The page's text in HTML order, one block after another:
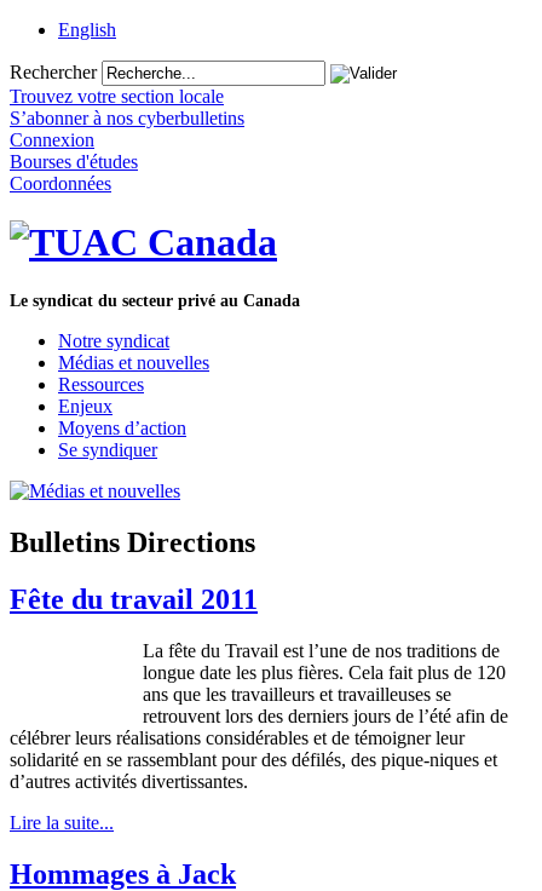
English
Rechercher
Trouvez votre section locale
S’abonner à nos cyberbulletins
Connexion
Bourses d'études
Coordonnées
Le syndicat du secteur privé au Canada
Notre syndicat
Médias et nouvelles
Ressources
Enjeux
Moyens d’action
Se syndiquer
Bulletins Directions
Fête du travail 2011
La fête du Travail est l’une de nos traditions de
longue date les plus fières. Cela fait plus de 120
ans que les travailleurs et travailleuses se
retrouvent lors des derniers jours de l’été afin de
célébrer leurs réalisations considérables et de témoigner leur
solidarité en se rassemblant pour des défilés, des pique-niques et
d’autres activités divertissantes.
Lire la suite...
Hommages à Jack